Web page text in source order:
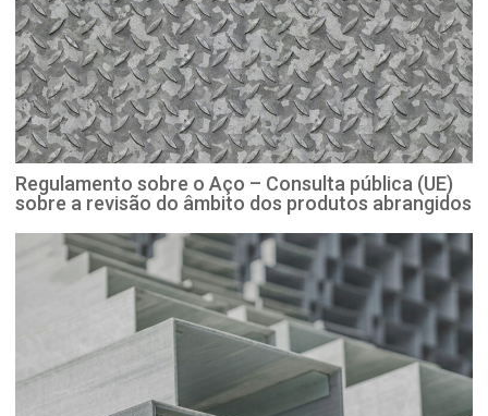
Regulamento sobre o Aço – Consulta pública (UE)
sobre a revisão do âmbito dos produtos abrangidos